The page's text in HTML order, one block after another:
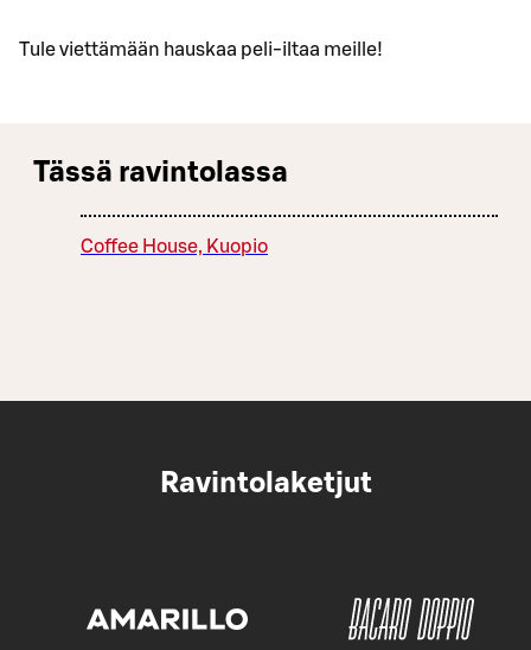
Tule viettämään hauskaa peli-iltaa meille!
Tässä ravintolassa
Coffee House, Kuopio
Ravintolaketjut